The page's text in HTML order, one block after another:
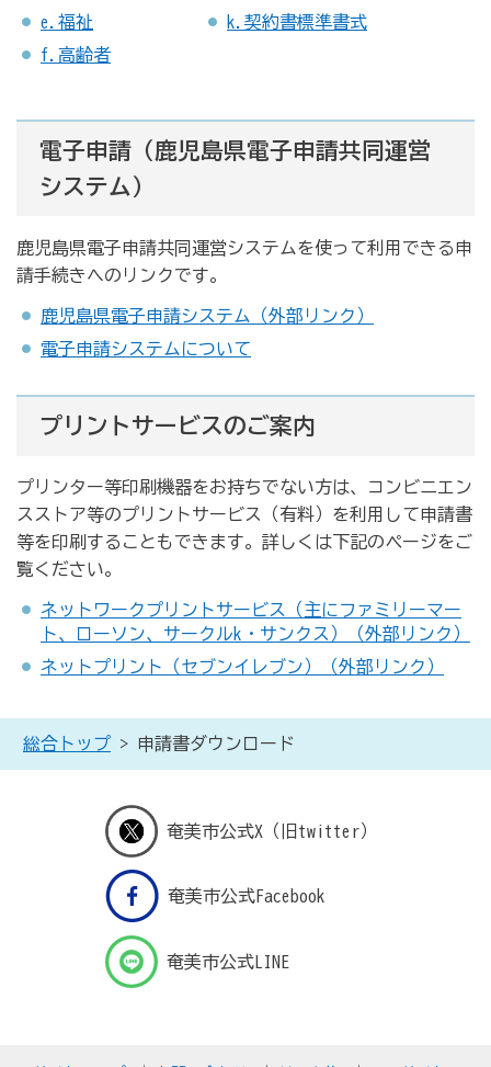
e.福祉
f.高齢者
k.契約書標準書式
電子申請（鹿児島県電子申請共同運営
システム）
鹿児島県電子申請共同運営システムを使って利用できる申
請手続きへのリンクです。
鹿児島県電子申請システム（外部リンク）
電子申請システムについて
プリントサービスのご案内
プリンター等印刷機器をお持ちでない方は、コンビニエン
スストア等のプリントサービス（有料）を利用して申請書
等を印刷することもできます。詳しくは下記のページをご
覧ください。
ネットワークプリントサービス（主にファミリーマー
ト、ローソン、サークルk・サンクス）（外部リンク）
ネットプリント（セブンイレブン）（外部リンク）
総合トップ > 申請書ダウンロード
奄美市公式X（旧twitter）
奄美市公式Facebook
奄美市公式LINE